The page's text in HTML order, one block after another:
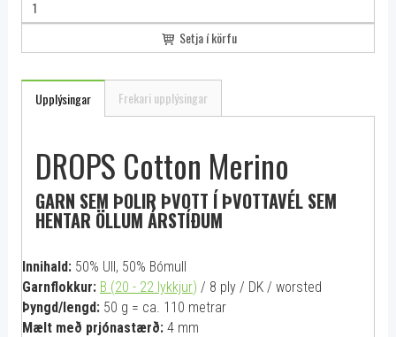
Setja í körfu
Upplýsingar Frekari upplýsingar
DROPS Cotton Merino
GARN SEM ÞOLIR ÞVOTT Í ÞVOTTAVÉL SEM
HENTAR ÖLLUM ÁRSTÍÐUM
Innihald:50% Ull, 50% Bómull
Garnflokkur: B (20 - 22 lykkjur) / 8 ply / DK / worsted
Þyngd/lengd:50 g = ca. 110 metrar
Mælt með prjónastærð:4 mm